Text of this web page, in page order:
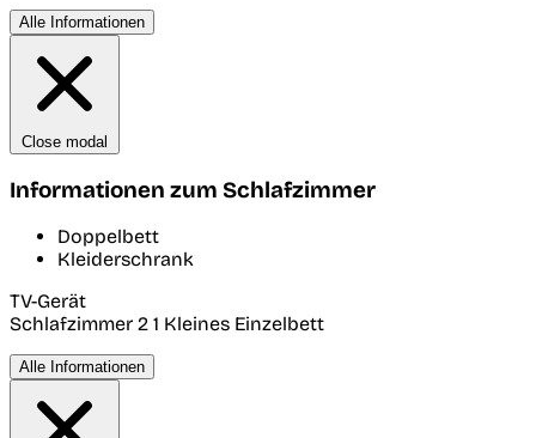
Alle Informationen
Close modal
Informationen zum Schlafzimmer
Doppelbett
Kleiderschrank
TV-Gerät
Schlafzimmer 2 1 Kleines Einzelbett
Alle Informationen